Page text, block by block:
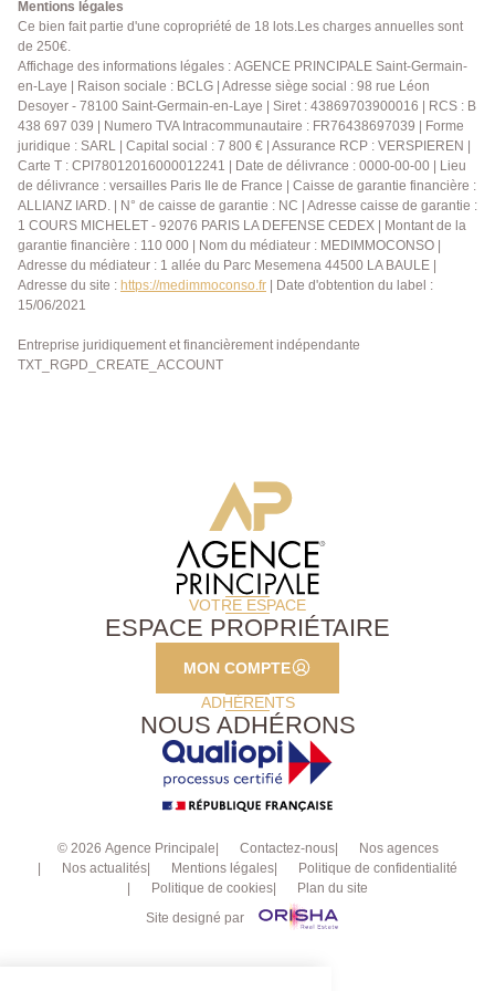
une atmosphère unique, comme une impression de
cuisiner au coeur du jardin. Aménagée et équipée,
elle permet également de partager des moments
conviviaux autour d'un espace dînatoire. Le rez-de-
chaussée propose une organisation idéale avec un
WC indépendant, ainsi qu'un espace nuit comprenant
une grande chambre avec placard et sa salle d'eau. À
l'étage, un palier dessert trois chambres, dont une
avec dressing traversant intégrant un espace
mezzanine de rangement. Une seconde salle d'eau
avec WC complète ce niveau. Côté annexes, la
maison dispose de deux garages : l'un traversant,
permettant un accès direct du jardin à l'avant de la
offrant la possibilité de stationner un véhicule. A cela
s'ajoute une cave. À l'extérieur, une grande terrasse
récents (env. 2017) : isolation par l'extérieur, toiture,
installation de climatisations réversibles, insert et
rénovation d'une salle d'eau. Une maison idéale pour
une famille, à proximité des écoles et des
commodités, alliant sérénité et vie citadine. Un bien
rare sur le secteur, à découvrir sans tarder pour un
véritable coup de coeur.
Mentions légales
Ce bien fait partie d'une copropriété de 18 lots.Les charges annuelles sont
de 250€.
Affichage des informations légales : AGENCE PRINCIPALE Saint-Germain-
en-Laye | Raison sociale : BCLG | Adresse siège social : 98 rue Léon
Desoyer - 78100 Saint-Germain-en-Laye | Siret : 43869703900016 | RCS : B
438 697 039 | Numero TVA Intracommunautaire : FR76438697039 | Forme
juridique : SARL | Capital social : 7 800 € | Assurance RCP : VERSPIEREN |
Carte T : CPI78012016000012241 | Date de délivrance : 0000-00-00 | Lieu
de délivrance : versailles Paris Ile de France | Caisse de garantie financière :
ALLIANZ IARD. | N° de caisse de garantie : NC | Adresse caisse de garantie :
1 COURS MICHELET - 92076 PARIS LA DEFENSE CEDEX | Montant de la
garantie financière : 110 000 | Nom du médiateur : MEDIMMOCONSO |
Adresse du médiateur : 1 allée du Parc Mesemena 44500 LA BAULE |
Adresse du site : https://medimmoconso.fr | Date d'obtention du label :
15/06/2021
Entreprise juridiquement et financièrement indépendante
TXT_RGPD_CREATE_ACCOUNT
VOTRE ESPACE
ESPACE PROPRIÉTAIRE
MON COMPTE
ADHÉRENTS
NOUS ADHÉRONS
© 2026 Agence Principale Contactez-nous
Nos agences
Nos actualités
Mentions légales
Politique de confidentialité
Politique de cookies
Plan du site
Site designé par